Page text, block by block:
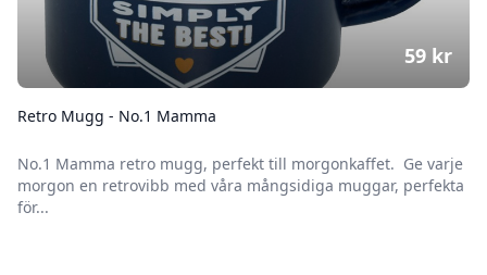
Retro Mugg - No.1 Mamma
No.1 Mamma retro mugg, perfekt till morgonkaffet. Ge varje
morgon en retrovibb med våra mångsidiga muggar, perfekta
för...
59 kr